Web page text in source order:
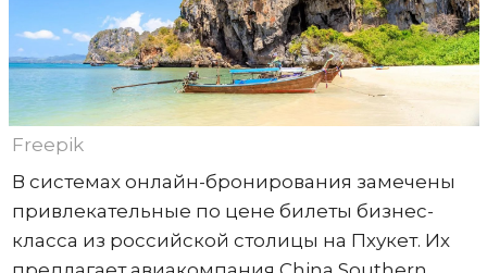
Freepik
В системах онлайн-бронирования замечены
привлекательные по цене билеты бизнес-
класса из российской столицы на Пхукет. Их